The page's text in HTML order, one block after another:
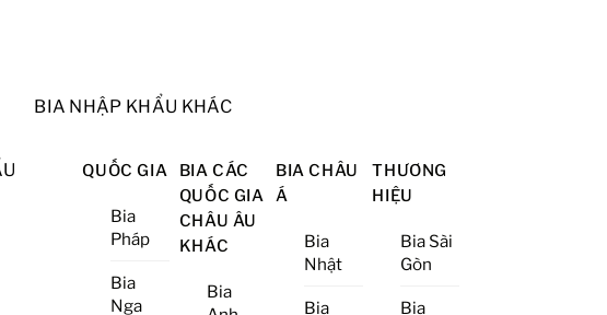
BIA NHẬP KHẨU KHÁC
QUỐC GIA
Bia
Pháp
Bia
Nga
BIA CÁC
QUỐC GIA
CHÂU ÂU
KHÁC
Bia
BIA CHÂU
Á
Bia
Nhật
Bia
THƯƠNG
HIỆU
Bia Sài
Gòn
Bia